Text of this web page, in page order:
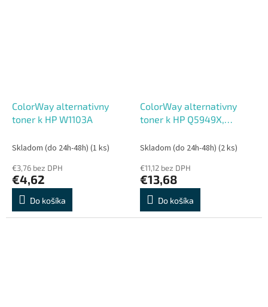
ColorWay alternativny
toner k HP W1103A
Skladom (do 24h-48h) (1 ks)
€3,76 bez DPH
€4,62
Do košíka
ColorWay alternativny
toner k HP Q5949X,
Econom
Skladom (do 24h-48h) (2 ks)
€11,12 bez DPH
€13,68
Do košíka